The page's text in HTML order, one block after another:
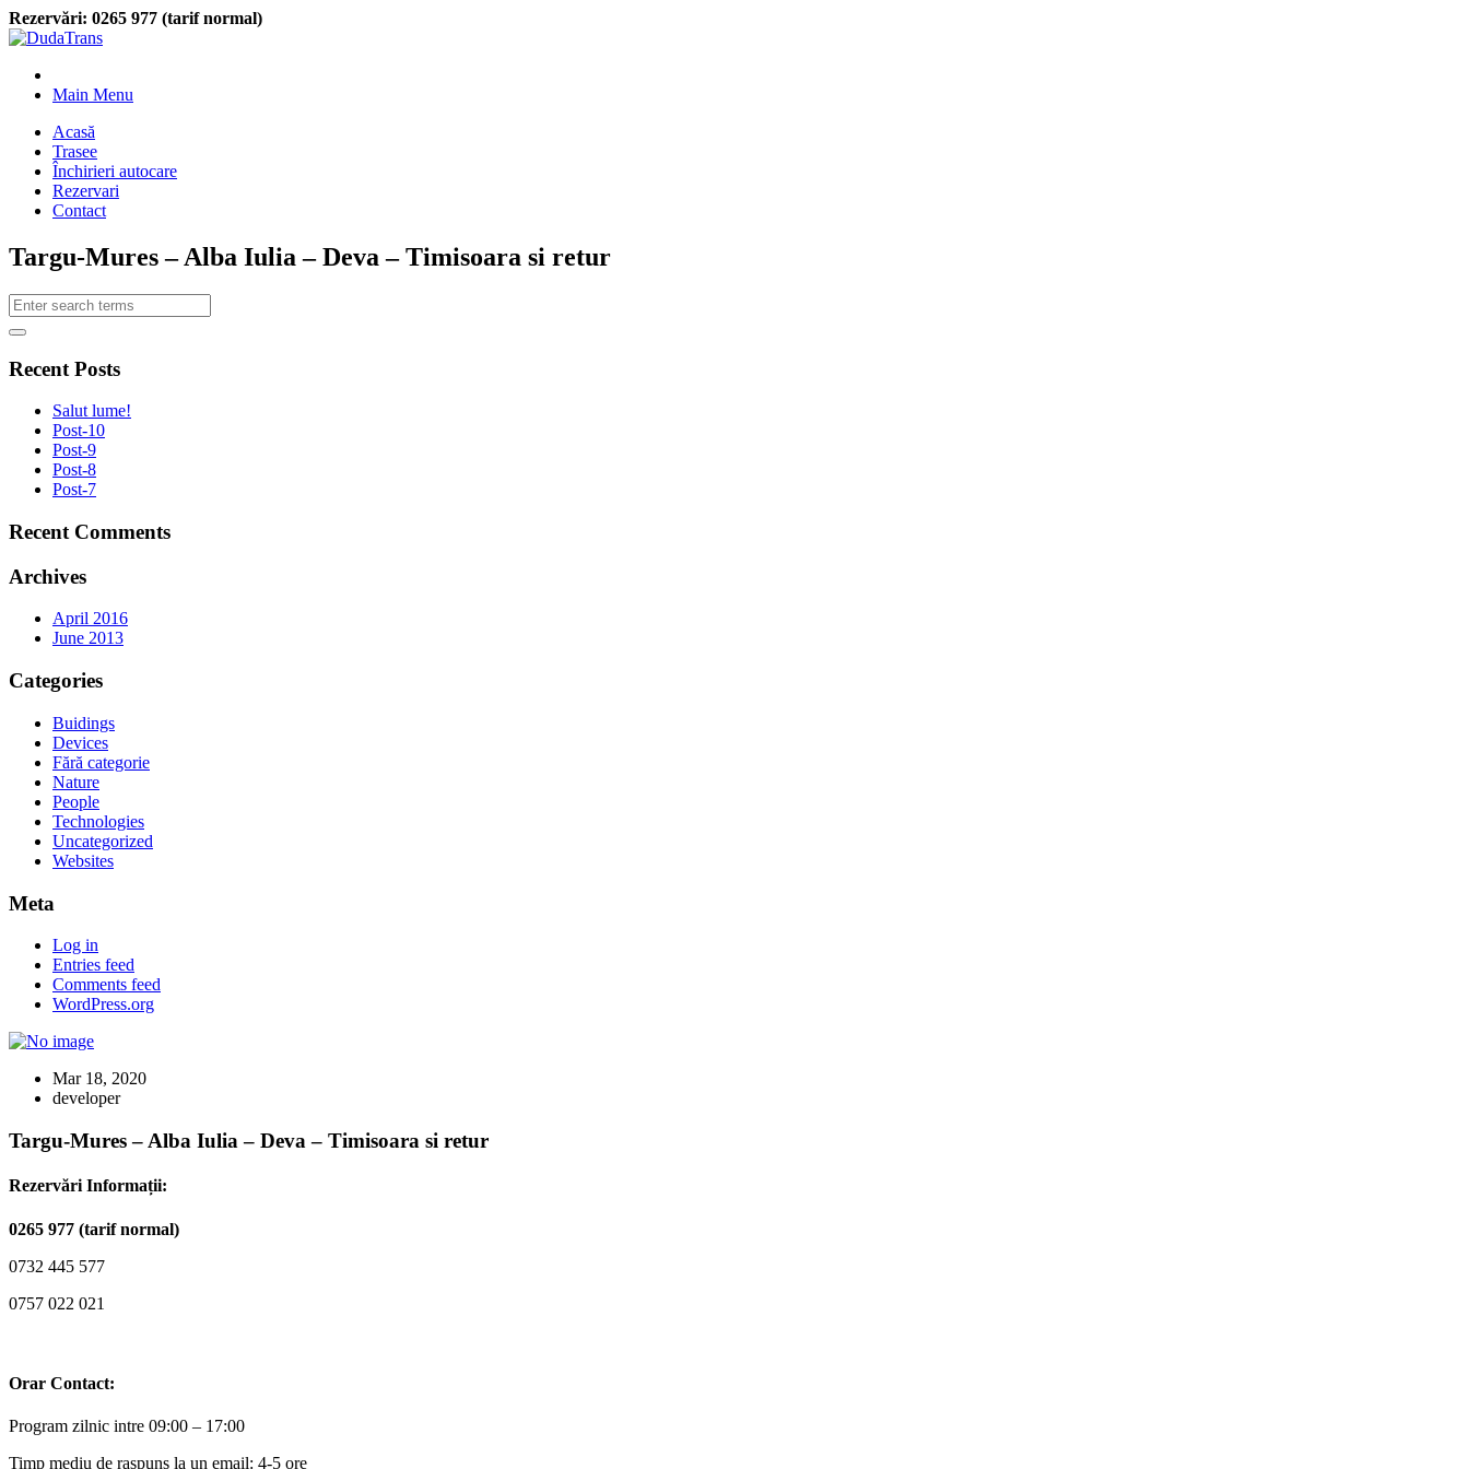
Rezervări: 0265 977 (tarif normal)
Main Menu
Acasă
Trasee
Închirieri autocare
Rezervari
Contact
Targu-Mures – Alba Iulia – Deva – Timisoara si retur
Recent Posts
Salut lume!
Post-10
Post-9
Post-8
Post-7
Recent Comments
Archives
April 2016
June 2013
Categories
Buidings
Devices
Fără categorie
Nature
People
Technologies
Uncategorized
Websites
Meta
Log in
Entries feed
Comments feed
WordPress.org
Mar 18, 2020
developer
Targu-Mures – Alba Iulia – Deva – Timisoara si retur
Rezervări Informații:
0265 977 (tarif normal)
0732 445 577
0757 022 021
Orar Contact:
Program zilnic intre 09:00 – 17:00
Timp mediu de raspuns la un email: 4-5 ore